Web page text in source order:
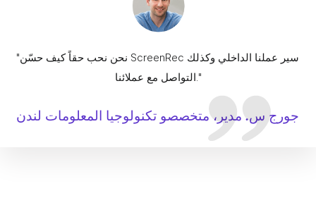
"نحن نحب حقاً كيف حسّن ScreenRec سير عملنا الداخلي وكذلك
التواصل مع عملائنا."
جورج س. مدير، متخصصو تكنولوجيا المعلومات لندن